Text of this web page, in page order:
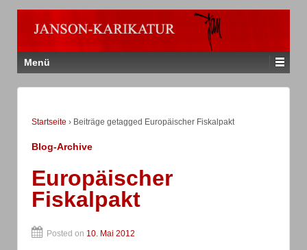
Menü
Startseite › Beiträge getagged Europäischer Fiskalpakt
Blog-Archive
Europäischer
Fiskalpakt
Posted on 10. Mai 2012